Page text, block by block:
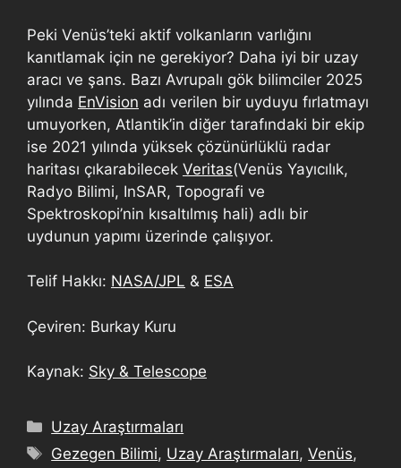
Peki Venüs’teki aktif volkanların varlığını
kanıtlamak için ne gerekiyor? Daha iyi bir uzay
aracı ve şans. Bazı Avrupalı gök bilimciler 2025
yılında EnVision adı verilen bir uyduyu fırlatmayı
umuyorken, Atlantik’in diğer tarafındaki bir ekip
ise 2021 yılında yüksek çözünürlüklü radar
haritası çıkarabilecek Veritas(Venüs Yayıcılık,
Radyo Bilimi, InSAR, Topografi ve
Spektroskopi’nin kısaltılmış hali) adlı bir
uydunun yapımı üzerinde çalışıyor.
Telif Hakkı: NASA/JPL & ESA
Çeviren: Burkay Kuru
Kaynak: Sky & Telescope
Uzay Araştırmaları
Gezegen Bilimi, Uzay Araştırmaları,Venüs,